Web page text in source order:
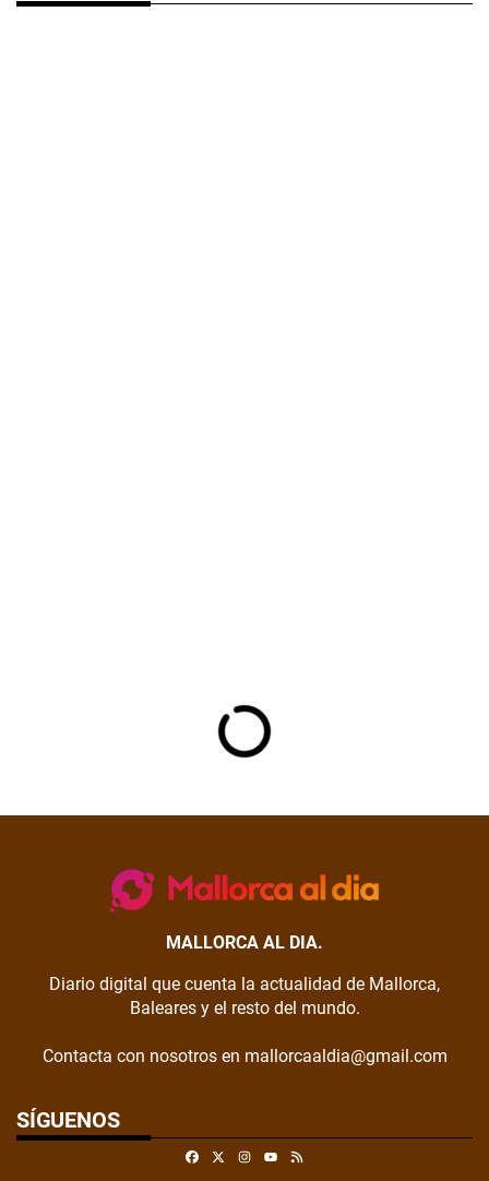
MALLORCA AL DIA.
Diario digital que cuenta la actualidad de Mallorca,
Baleares y el resto del mundo.
Contacta con nosotros en mallorcaaldia@gmail.com
SÍGUENOS
FacebookInstagram